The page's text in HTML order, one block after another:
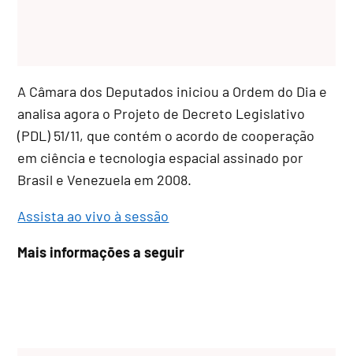
A Câmara dos Deputados iniciou a Ordem do Dia e
analisa agora o Projeto de Decreto Legislativo
(PDL) 51/11, que contém o acordo de cooperação
em ciência e tecnologia espacial assinado por
Brasil e Venezuela em 2008.
Assista ao vivo à sessão
Mais informações a seguir